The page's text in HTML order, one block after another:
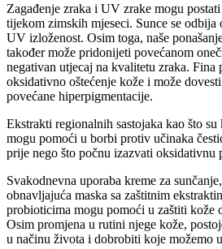
Zagađenje zraka i UV zrake mogu
tijekom zimskih mjeseci. Sunce se odbija
UV izloženost. Osim toga, naše
također može pridonijeti povećanom
negativan utjecaj na kvalitetu zraka. Fina
oksidativno oštećenje kože i može
povećane hiperpigmentacije.
Ekstrakti regionalnih sastojaka kao što
mogu pomoći u borbi protiv učinaka
prije nego što počnu izazvati oksidativnu
Svakodnevna uporaba kreme za
obnavljajuća maska ​​sa zaštitnim
probioticima mogu pomoći u zaštiti kože
Osim promjena u rutini njege kože,
u načinu života i dobrobiti koje možemo